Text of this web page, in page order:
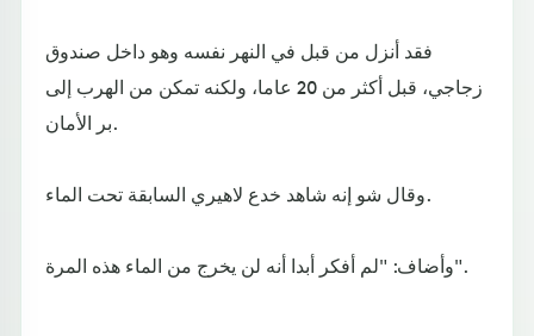
فقد أنزل من قبل في النهر نفسه وهو داخل صندوق
زجاجي، قبل أكثر من 20 عاما، ولكنه تمكن من الهرب إلى
بر الأمان.
وقال شو إنه شاهد خدع لاهيري السابقة تحت الماء.
وأضاف: "لم أفكر أبدا أنه لن يخرج من الماء هذه المرة".